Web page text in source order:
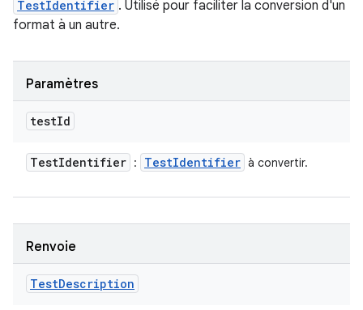
TestIdentifier . Utilisé pour faciliter la conversion d'un
format à un autre.
Paramètres
testId
TestIdentifier : TestIdentifier à convertir.
Renvoie
TestDescription